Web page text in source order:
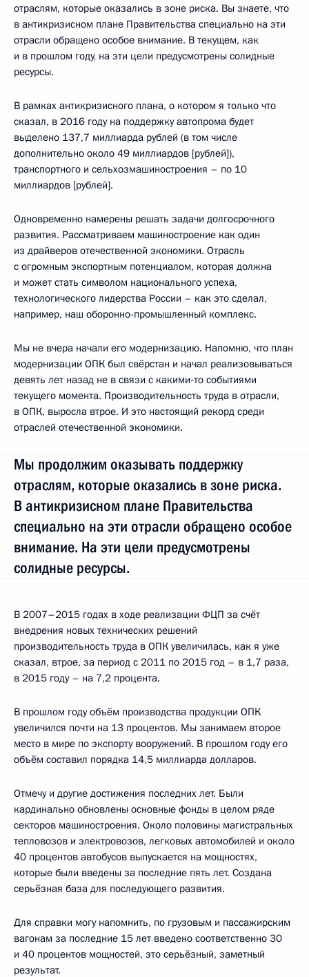
отраслям, которые оказались в зоне риска. Вы знаете, что
в антикризисном плане Правительства специально на эти
отрасли обращено особое внимание. В текущем, как
и в прошлом году, на эти цели предусмотрены солидные
ресурсы.
В рамках антикризисного плана, о котором я только что
сказал, в 2016 году на поддержку автопрома будет
выделено 137,7 миллиарда рублей (в том числе
дополнительно около 49 миллиардов [рублей]),
транспортного и сельхозмашиностроения – по 10
миллиардов [рублей].
Одновременно намерены решать задачи долгосрочного
развития. Рассматриваем машиностроение как один
из драйверов отечественной экономики. Отрасль
с огромным экспортным потенциалом, которая должна
и может стать символом национального успеха,
технологического лидерства России – как это сделал,
например, наш оборонно-промышленный комплекс.
Мы не вчера начали его модернизацию. Напомню, что план
модернизации ОПК был свёрстан и начал реализовываться
девять лет назад не в связи с какими‑то событиями
текущего момента. Производительность труда в отрасли,
в ОПК, выросла втрое. И это настоящий рекорд среди
отраслей отечественной экономики.
Мы продолжим оказывать поддержку
отраслям, которые оказались в зоне риска.
В антикризисном плане Правительства
специально на эти отрасли обращено особое
внимание. На эти цели предусмотрены
солидные ресурсы.
В 2007–2015 годах в ходе реализации ФЦП за счёт
внедрения новых технических решений
производительность труда в ОПК увеличилась, как я уже
сказал, втрое, за период с 2011 по 2015 год – в 1,7 раза,
в 2015 году – на 7,2 процента.
В прошлом году объём производства продукции ОПК
увеличился почти на 13 процентов. Мы занимаем второе
место в мире по экспорту вооружений. В прошлом году его
объём составил порядка 14,5 миллиарда долларов.
Отмечу и другие достижения последних лет. Были
кардинально обновлены основные фонды в целом ряде
секторов машиностроения. Около половины магистральных
тепловозов и электровозов, легковых автомобилей и около
40 процентов автобусов выпускается на мощностях,
которые были введены за последние пять лет. Создана
серьёзная база для последующего развития.
Для справки могу напомнить, по грузовым и пассажирским
вагонам за последние 15 лет введено соответственно 30
и 40 процентов мощностей, это серьёзный, заметный
результат.